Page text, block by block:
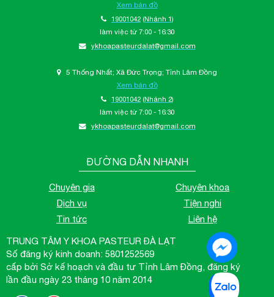
Xem bản đồ
19001042 (Nhánh 1)
làm việc từ 7:00 - 16:30
ykhoapasteurdalat@gmail.com
5 Thống Nhất; Xã Đức Trọng; Tỉnh Lâm Đồng
Xem bản đồ
19001042 (Nhánh 2)
làm việc từ 7:00 - 16:30
ykhoapasteurdalat@gmail.com
ĐƯỜNG DẪN NHANH
Chuyên gia
Chuyên khoa
Dịch vụ
Tiện nghi
Tin tức
Liên hệ
TRUNG TÂM Y KHOA PASTEUR ĐÀ LẠT
Số đăng ký kinh doanh: 5801252569
cấp bởi Sở kế hoạch và đầu tư Tỉnh Lâm Đồng, đăng ký
lần đầu ngày 23 tháng 10 năm 2014